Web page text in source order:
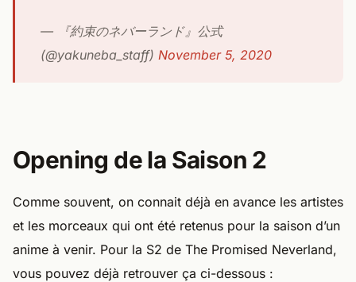
— 『約束のネバーランド』公式
(@yakuneba_staff) November 5, 2020
Opening de la Saison 2
Comme souvent, on connait déjà en avance les artistes
et les morceaux qui ont été retenus pour la saison d’un
anime à venir. Pour la S2 de The Promised Neverland,
vous pouvez déjà retrouver ça ci-dessous :